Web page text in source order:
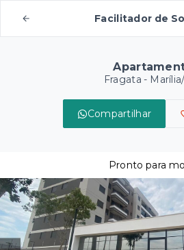
Facilitador de
Fragata -
Compartilhar
Pronto para